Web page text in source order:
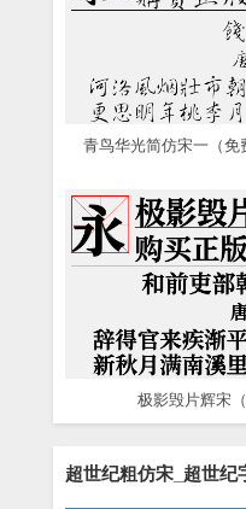
青鸟华光简仿宋一（免
极影毁片辉宋
超世纪粗仿宋_超世纪